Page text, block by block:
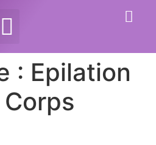
: Epilation